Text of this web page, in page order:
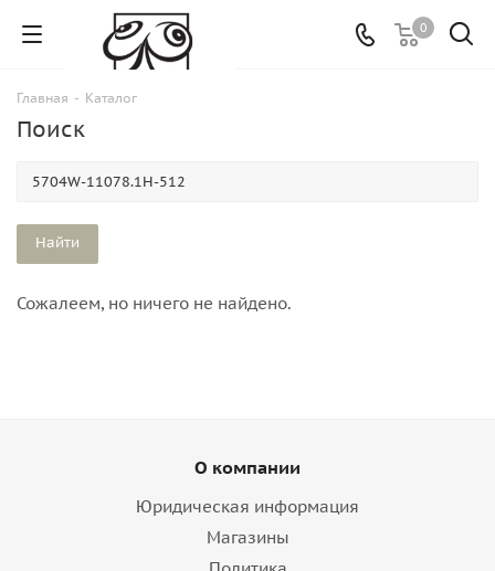
0
Главная - Каталог
Поиск
Сожалеем, но ничего не найдено.
О компании
Юридическая информация
Магазины